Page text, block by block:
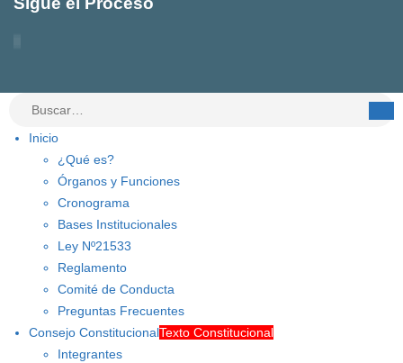
Inicio
¿Qué es?
Órganos y Funciones
Cronograma
Bases Institucionales
Ley Nº21533
Reglamento
Comité de Conducta
Preguntas Frecuentes
Consejo ConstitucionalTexto Constitucional
Integrantes